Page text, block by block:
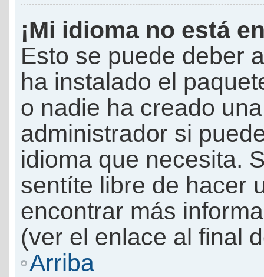
¡Mi idioma no está
Esto se puede deber
ha instalado el
o nadie ha creado
administrador si
idioma que necesita.
sentíte libre de hacer
encontrar más
(ver el enlace al final
Arriba